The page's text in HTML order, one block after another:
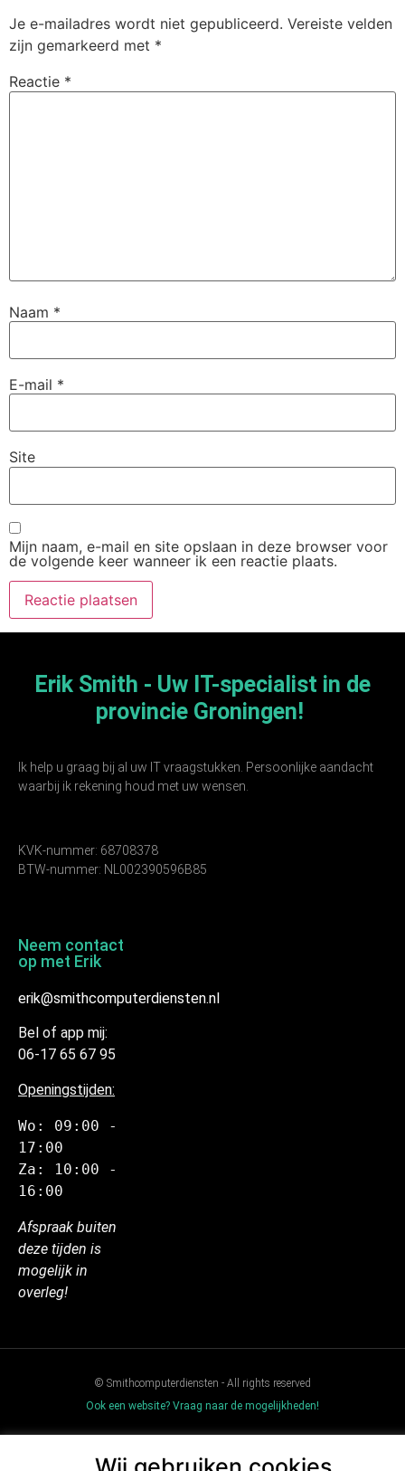
Je e-mailadres wordt niet gepubliceerd. Vereiste velden
zijn gemarkeerd met *
Reactie *
Naam *
E-mail *
Site
Mijn naam, e-mail en site opslaan in deze browser voor
de volgende keer wanneer ik een reactie plaats.
Erik Smith - Uw IT-specialist in de
provincie Groningen!
Ik help u graag bij al uw IT vraagstukken. Persoonlijke aandacht
waarbij ik rekening houd met uw wensen.
KVK-nummer: 68708378
BTW-nummer: NL002390596B85
Neem contact
op met Erik
erik@smithcomputerdiensten.nl
Bel of app mij:
06-17 65 67 95
Openingstijden:
Wo: 09:00 -
17:00
Za: 10:00 -
16:00
Afspraak buiten
deze tijden is
mogelijk in
overleg!
© Smithcomputerdiensten - All rights reserved
Ook een website? Vraag naar de mogelijkheden!